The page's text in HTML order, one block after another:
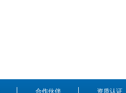
合作伙伴 资质认证